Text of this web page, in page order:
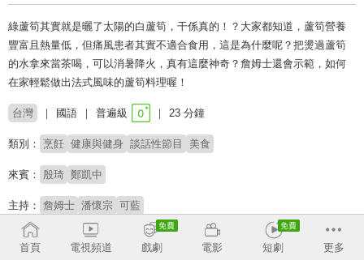
綠蘆筍其實就是曬了太陽的白蘆筍，干係真的！？大家都知道，蘆筍營養
豐富且熱量低，但痛風患者其實不適合食用，這是為什麼呢？把燙過蘆筍
的水拿來當茶喝，可以消暑降火，真有這麼神奇？詹姆士還會示範，如何
在家輕鬆做出法式風味的蘆筍料理喔！
台灣 國語 普遍級 23 分鐘
類別： 烹飪 健康與健身 談話性節目 美食
來賓： 殷琦 鄭凱中
主持： 詹姆士 潘懷宗 可藍
# 健康保健
# 料理
首頁
電視頻道 戲劇 電影 短劇 更多